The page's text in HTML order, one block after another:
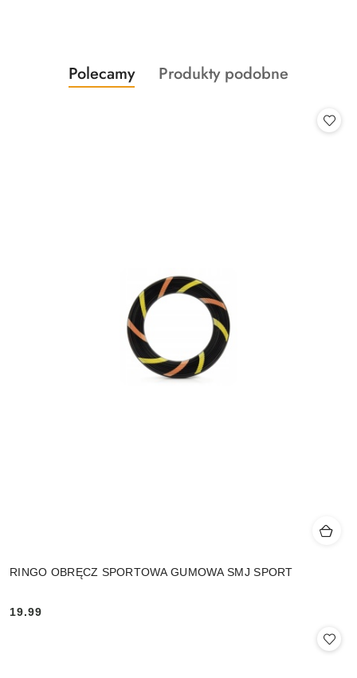
Pomiń karuzelę produktów
Produkty
o
Polecamy
Produkty
Produkty podobne
RINGO OBRĘCZ SPORTOWA GUMOWA SMJ SPORT
Cena:
19.99